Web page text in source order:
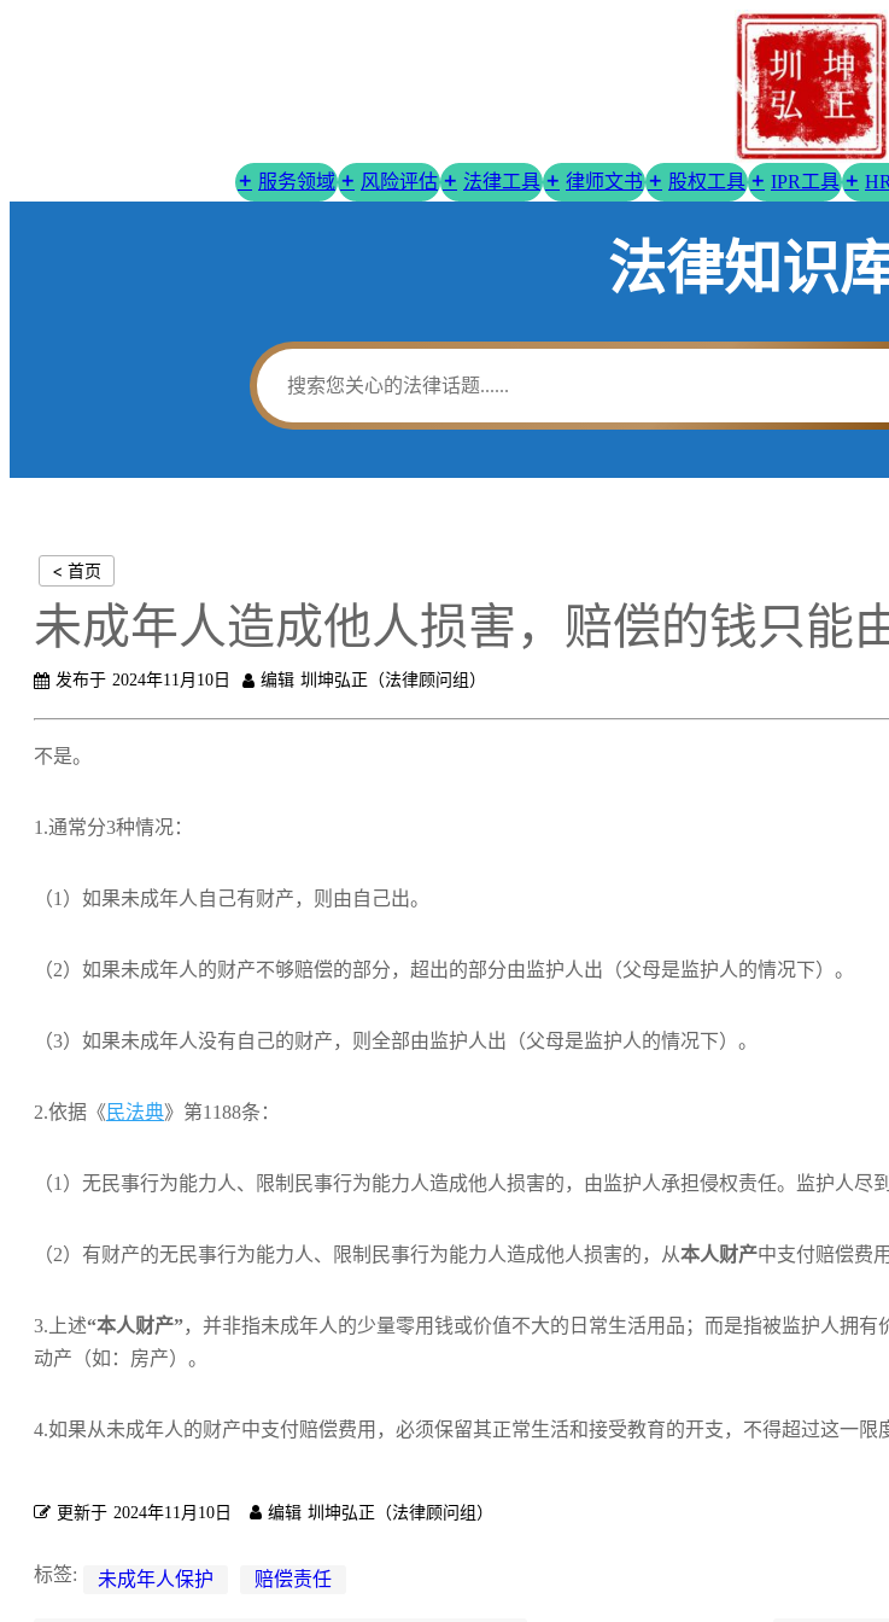
服务领域 风险评估 法律工具 律师文书 股权工具 IPR工具
法律知识
< 首页
未成年人造成他人损害，赔偿的钱只能
发布于 2024年11月10日 编辑 圳坤弘正（法律顾问组）
不是。
1.通常分3种情况：
（1）如果未成年人自己有财产，则由自己出。
（2）如果未成年人的财产不够赔偿的部分，超出的部分由监护人出（父母是监护人的情况下）。
（3）如果未成年人没有自己的财产，则全部由监护人出（父母是监护人的情况下）。
2.依据《 民法典》第1188条：
（1）无民事行为能力人、限制民事行为能力人造成他人损害的，由监护人承担侵权责任。监护人尽
（2）有财产的无民事行为能力人、限制民事行为能力人造成他人损害的，从本人财产中支付赔偿费
3.上述“本人财产”，并非指未成年人的少量零用钱或价值不大的日常生活用品；而是指被监护人拥
动产（如：房产）。
4.如果从未成年人的财产中支付赔偿费用，必须保留其正常生活和接受教育的开支，不得超过这一限
更新于 2024年11月10日 编辑 圳坤弘正（法律顾问组）
标签: 未成年人保护 赔偿责任